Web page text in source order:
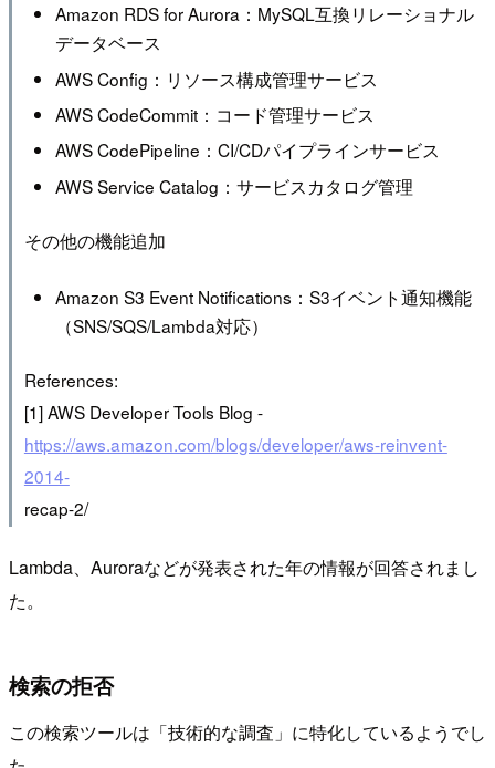
Amazon RDS for Aurora：MySQL互換リレーショナル
データベース
AWS Config：リソース構成管理サービス
AWS CodeCommit：コード管理サービス
AWS CodePipeline：CI/CDパイプラインサービス
AWS Service Catalog：サービスカタログ管理
その他の機能追加
Amazon S3 Event Notifications：S3イベント通知機能
（SNS/SQS/Lambda対応）
References:
[1] AWS Developer Tools Blog -
https://aws.amazon.com/blogs/developer/aws-reinvent-
2014-
recap-2/
Lambda、Auroraなどが発表された年の情報が回答されまし
た。
検索の拒否
この検索ツールは「技術的な調査」に特化しているようでし